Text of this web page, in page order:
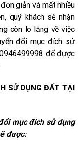
giản và mất nhiều
quý khách sẽ nhận
còn lo lắng về việc
đổi mục đích sử
để được
SỬ DỤNG ĐẤT TẠI
mục đích sử dụng
được: